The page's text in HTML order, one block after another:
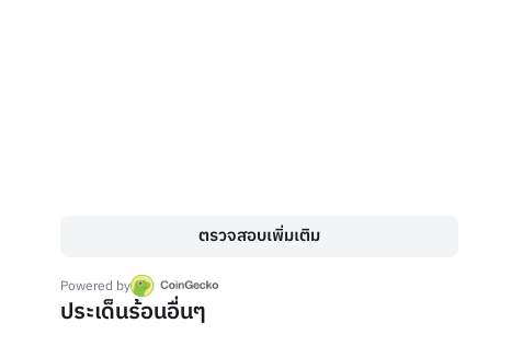
ตรวจสอบเพิ่มเติม
Powered by
ประเด็นร้อนอื่นๆ